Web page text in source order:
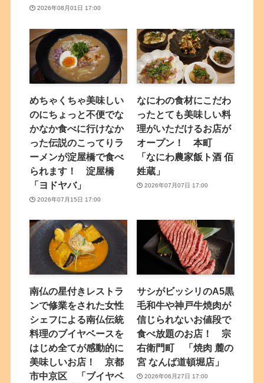
2026年08月01日 17:00
めちゃくちゃ美味しい
のにちょっと不便でな
かなか食べに行けなか
った伝説のこってりラ
ーメンが淀屋橋で食べ
られます！ 淀屋橋
「ヨドヤバ」
2026年07月15日 17:00
なにわの食材にこだわ
ったとても美味しい料
理がいただけるお店が
オープン！ 本町
「なにわ農家飯ト酒 佰
姓蔵」
2026年07月07日 17:00
南仏の星付きレストラ
ンで修業をされた女性
シェフによる南仏伝統
料理のブイヤベースを
はじめ全てが感動的に
美味しいお店！ 京都
市中京区 「ブイヤベ
サシがビッシリのA5黒
毛和牛や神戸牛焼肉が
信じられないお値段で
食べ放題のお店！ 宗
右衛門町 「焼肉 麓の
宮 なんば道頓堀店」
2026年06月27日 17:00